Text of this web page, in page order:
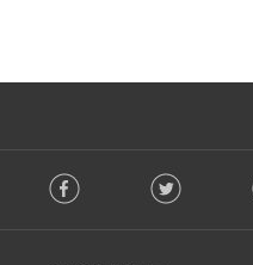
o Facebook Twitter